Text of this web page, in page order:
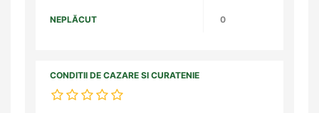
NEPLĂCUT 0
CONDITII DE CAZARE SI CURATENIE